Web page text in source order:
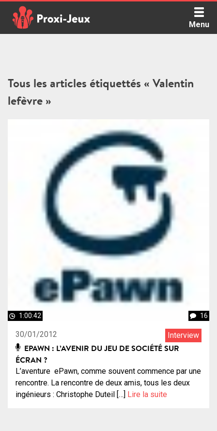
content
Menu
Tous les articles étiquettés « Valentin
lefèvre »
1:00:42 16
30/01/2012 Interview
EPAWN : L’AVENIR DU JEU DE SOCIÉTÉ SUR
ÉCRAN ?
L’aventure ePawn, comme souvent commence par une
rencontre. La rencontre de deux amis, tous les deux
ingénieurs : Christophe Duteil […] Lire la suite